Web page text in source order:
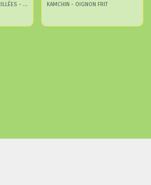
PURÉE D'AUBERGINES GRILLÉES - PALIRIA (2,6 KG X 6) KAMCHIN - OIGNON FRIT